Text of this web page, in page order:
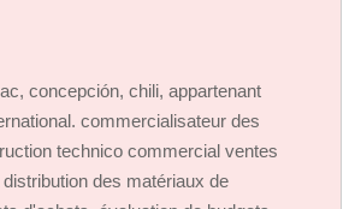
concepción, chili, appartenant
commercialisateur des
technico commercial ventes
des matériaux de